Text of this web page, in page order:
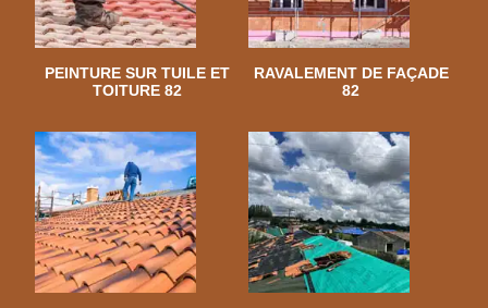
PEINTURE SUR TUILE ET
TOITURE 82
RAVALEMENT DE FAÇADE
82